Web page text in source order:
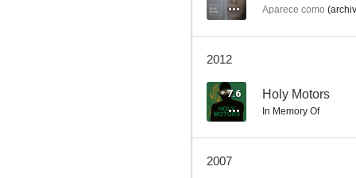
Aparece como
2012
7.6 Holy Motors
In Memory Of
2007